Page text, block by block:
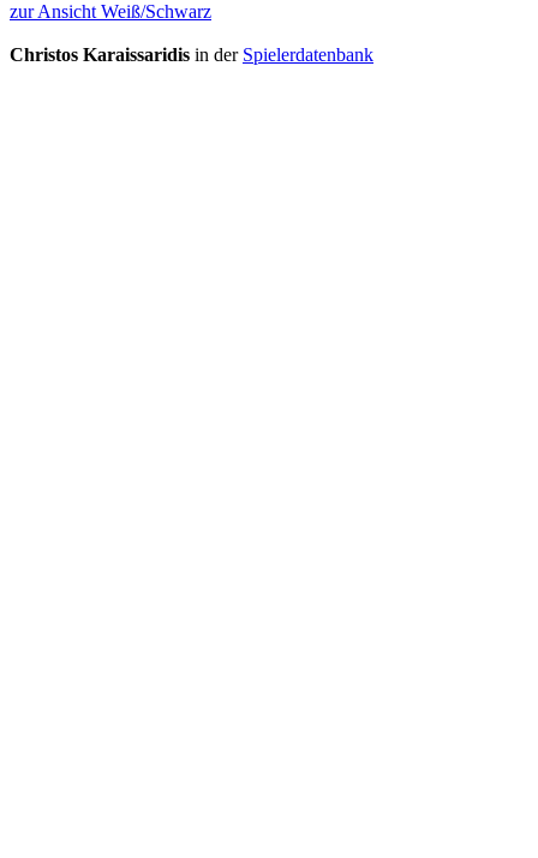
zur Ansicht Weiß/Schwarz
Christos Karaissaridis in der Spielerdatenbank